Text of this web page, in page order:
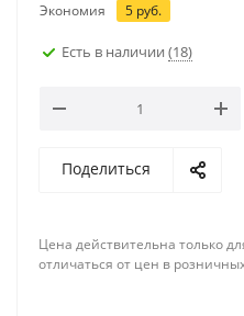
Экономия 5 руб.
Есть в наличии (18)
Поделиться
Цена действительна только
отличаться от цен в